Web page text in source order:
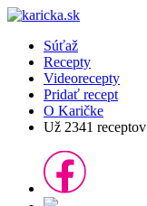
Súťaž
Recepty
Videorecepty
Pridať recept
O Karičke
Už 2341 receptov